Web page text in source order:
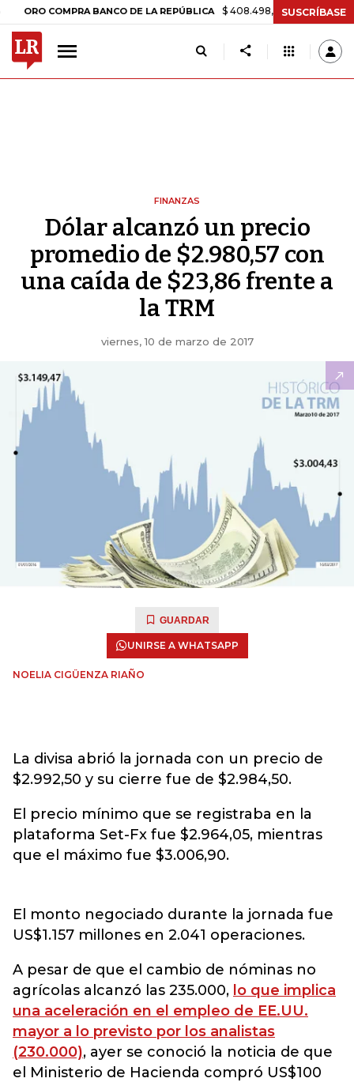
COMPRA BANCO DE LA REPÚBLICA $ 408.498,97 +$ 8.753,81
SUSCRÍBASE
FINANZAS
Dólar alcanzó un precio
promedio de $2.980,57 con
una caída de $23,86 frente a
la TRM
viernes, 10 de marzo de 2017
GUARDAR
UNIRSE A WHATSAPP
NOELIA CIGÜENZA RIAÑO
La divisa abrió la jornada con un precio de
$2.992,50 y su cierre fue de $2.984,50.
El precio mínimo que se registraba en la
plataforma Set-Fx fue $2.964,05, mientras
que el máximo fue $3.006,90.
El monto negociado durante la jornada fue
US$1.157 millones en 2.041 operaciones.
A pesar de que el cambio de nóminas no
agrícolas alcanzó las 235.000, lo que implica
una aceleración en el empleo de EE.UU.
mayor a lo previsto por los analistas
(230.000), ayer se conoció la noticia de que
el Ministerio de Hacienda compró US$100